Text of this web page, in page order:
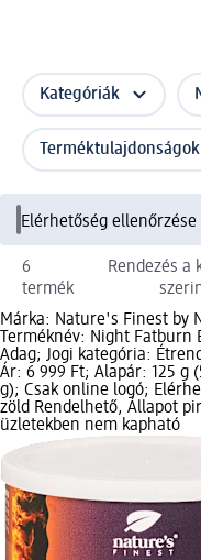
Kategóriák
Terméktulajdonságok
Elérhetőség ellenőrzése
6
termék
Rendezés a
Márka: Nature's Finest by
Terméknév: Night Fatburn
Adag; Jogi kategória:
Ár: 6 999 Ft; Alapár: 125 g
g); Csak online logó;
zöld Rendelhető, Állapot
üzletekben nem kapható